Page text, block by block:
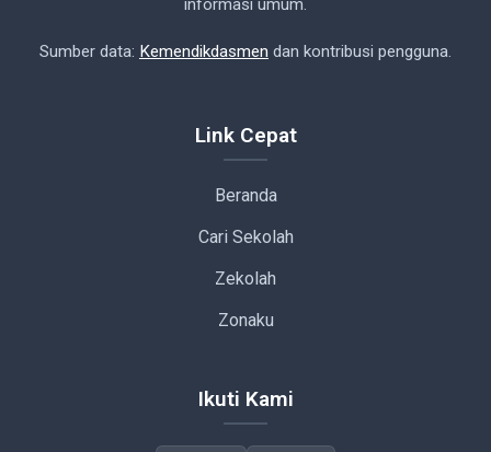
informasi umum.
Sumber data: Kemendikdasmen dan kontribusi pengguna.
Link Cepat
Beranda
Cari Sekolah
Zekolah
Zonaku
Ikuti Kami